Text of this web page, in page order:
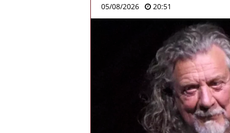
05/08/2026 20:51